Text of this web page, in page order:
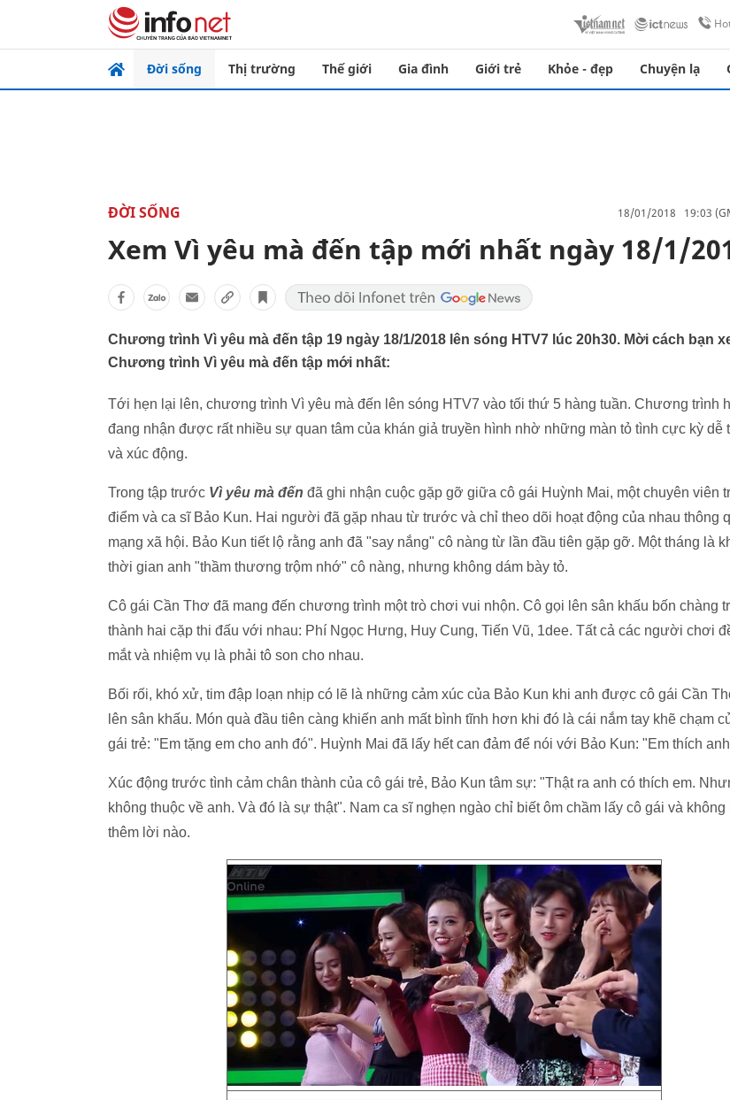
Đời sống Thị trường Thế giới Gia đình Giới trẻ Khỏe - đẹp Chuyện lạ
ĐỜI SỐNG 18/01/2018 19:03
Xem Vì yêu mà đến tập mới nhất ngày 18/1/
Chương trình Vì yêu mà đến tập 19 ngày 18/1/2018 lên sóng HTV7 lúc 20h30. Mời cách bạn
Chương trình Vì yêu mà đến tập mới nhất:
Tới hẹn lại lên, chương trình Vì yêu mà đến lên sóng HTV7 vào tối thứ 5 hàng tuần. Chương trình
đang nhận được rất nhiều sự quan tâm của khán giả truyền hình nhờ những màn tỏ tình cực kỳ dễ
và xúc động.
Trong tập trước Vì yêu mà đến đã ghi nhận cuộc gặp gỡ giữa cô gái Huỳnh Mai, một chuyên viên
điểm và ca sĩ Bảo Kun. Hai người đã gặp nhau từ trước và chỉ theo dõi hoạt động của nhau thông
mạng xã hội. Bảo Kun tiết lộ rằng anh đã "say nắng" cô nàng từ lần đầu tiên gặp gỡ. Một tháng là
thời gian anh "thầm thương trộm nhớ" cô nàng, nhưng không dám bày tỏ.
Cô gái Cần Thơ đã mang đến chương trình một trò chơi vui nhộn. Cô gọi lên sân khấu bốn chàng
thành hai cặp thi đấu với nhau: Phí Ngọc Hưng, Huy Cung, Tiến Vũ, 1dee. Tất cả các người chơi
mắt và nhiệm vụ là phải tô son cho nhau.
Bối rối, khó xử, tim đập loạn nhịp có lẽ là những cảm xúc của Bảo Kun khi anh được cô gái Cần
lên sân khấu. Món quà đầu tiên càng khiến anh mất bình tĩnh hơn khi đó là cái nắm tay khẽ chạm
gái trẻ: "Em tặng em cho anh đó". Huỳnh Mai đã lấy hết can đảm để nói với Bảo Kun: "Em thích
Xúc động trước tình cảm chân thành của cô gái trẻ, Bảo Kun tâm sự: "Thật ra anh có thích em.
không thuộc về anh. Và đó là sự thật". Nam ca sĩ nghẹn ngào chỉ biết ôm chầm lấy cô gái và không
thêm lời nào.